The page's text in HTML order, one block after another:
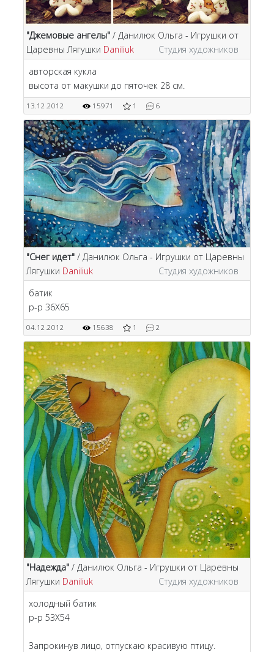
"Джемовые ангелы" / Данилюк Ольга - Игрушки от
Царевны Лягушки Daniliuk
Студия художников
авторская кукла
высота от макушки до пяточек 28 см.
13.12.2012 15971 1 6
"Снег идет" / Данилюк Ольга - Игрушки от Царевны
Лягушки Daniliuk
Студия художников
батик
р-р 36Х65
04.12.2012 15638 1 2
"Надежда" / Данилюк Ольга - Игрушки от Царевны
Лягушки Daniliuk
Студия художников
холодный батик
р-р 53Х54
Запрокинув лицо, отпускаю красивую птицу.